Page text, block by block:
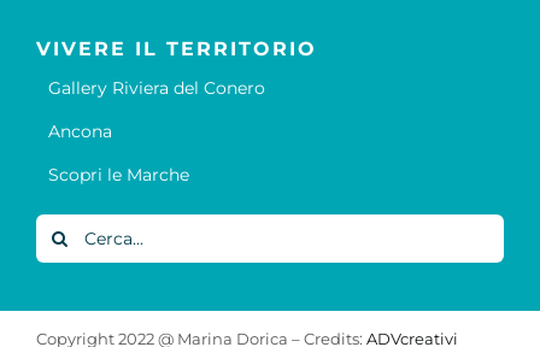
VIVERE IL TERRITORIO
Gallery Riviera del Conero
Ancona
Scopri le Marche
Cerca
per:
Copyright 2022 @ Marina Dorica – Credits: ADVcreativi